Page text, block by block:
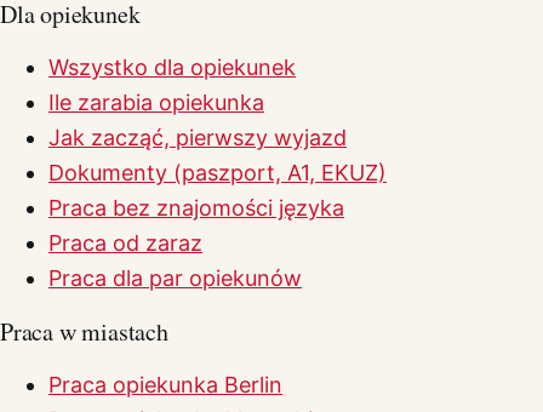
Dla opiekunek
Wszystko dla opiekunek
Ile zarabia opiekunka
Jak zacząć, pierwszy wyjazd
Dokumenty (paszport, A1, EKUZ)
Praca bez znajomości języka
Praca od zaraz
Praca dla par opiekunów
Praca w miastach
Praca opiekunka Berlin